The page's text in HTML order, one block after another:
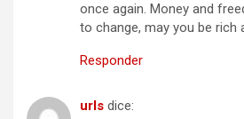
once again. Money and
to change, may you be rich
Responder
urls dice: